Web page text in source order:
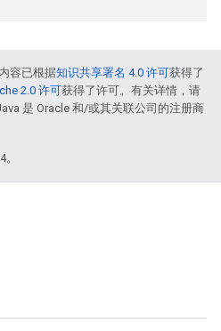
容已根据知识共享署名 4.0 许可获得了
2.0 许可获得了许可。有关详情，请
是 Oracle 和/或其关联公司的注册商